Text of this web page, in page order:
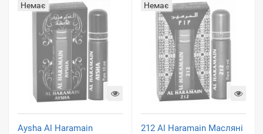
Немає
Aysha Al Haramain
Немає
212 Al Haramain Масляні